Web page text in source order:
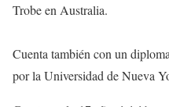
Trobe en Australia.
Cuenta también con un
por la Universidad de Nueva